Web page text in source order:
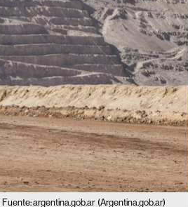
Fuente: argentina.gob.ar (Argentina.gob.ar)